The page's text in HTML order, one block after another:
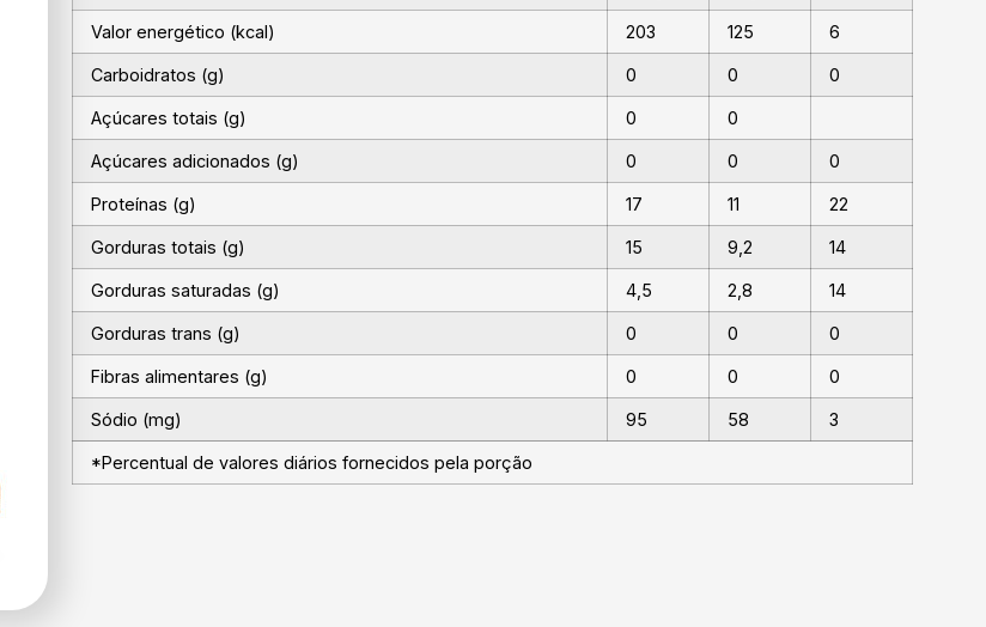
Valor energético (kcal) 203 125 6
Carboidratos (g) 0 0 0
Açúcares totais (g) 0 0
Açúcares adicionados (g) 0 0 0
Proteínas (g) 17 11 22
Gorduras totais (g) 15 9,2 14
Gorduras saturadas (g) 4,5 2,8 14
Gorduras trans (g) 0 0 0
Fibras alimentares (g) 0 0 0
Sódio (mg) 95 58 3
*Percentual de valores diários fornecidos pela porção